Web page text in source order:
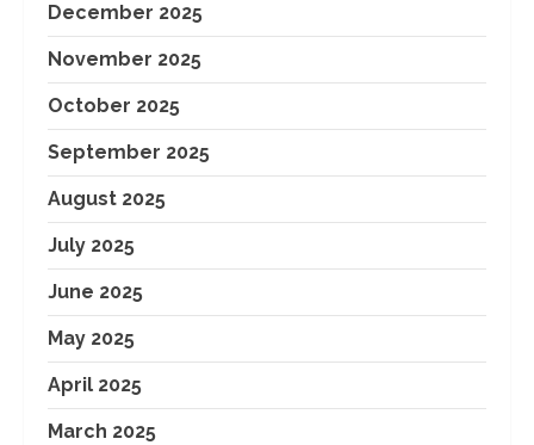
December 2025
November 2025
October 2025
September 2025
August 2025
July 2025
June 2025
May 2025
April 2025
March 2025